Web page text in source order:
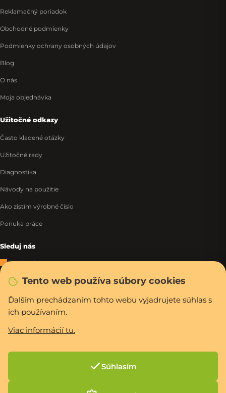
Tento web používa súbory cookies
Ďalším prechádzaním tohto webu vyjadrujete súhlas s
ich používaním.
Viac informácií tu.
Súhlasím
Reklamačný poriadok
Obchodné podmienky
Podmienky ochrany osobných údajov
Blog
O nás
Moja objednávka
Užitočné odkazy
Často kladené otázky
Užitočné rady
Diagnostika
Návody na použitie
Ako zistím výrobné číslo
Ponuka práce
Sleduj nás
Facebook
Instagram
Tiktok
WhatsApp